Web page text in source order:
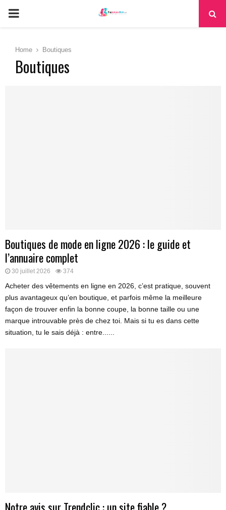
PRIMARY
Home Boutiques
Boutiques
Boutiques de mode en ligne 2026 : le guide et
l’annuaire complet
30 juillet 2026 374
Acheter des vêtements en ligne en 2026, c’est pratique, souvent
plus avantageux qu’en boutique, et parfois même la meilleure
façon de trouver enfin la bonne coupe, la bonne taille ou une
marque introuvable près de chez toi. Mais si tu es dans cette
situation, tu le sais déjà : entre......